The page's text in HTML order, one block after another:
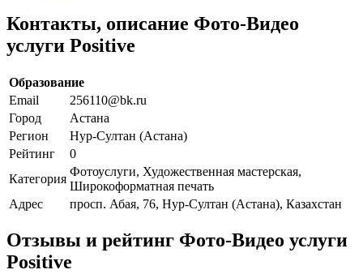
Контакты, описание Фото-Видео
услуги Positive
Образование
Email
256110@bk.ru
Город
Астана
Регион
Нур-Султан (Астана)
Рейтинг
0
Категория
Фотоуслуги, Художественная мастерская,
Широкоформатная печать
Адрес
просп. Абая, 76, Нур-Султан (Астана), Казахстан
Отзывы и рейтинг Фото-Видео услуги
Positive